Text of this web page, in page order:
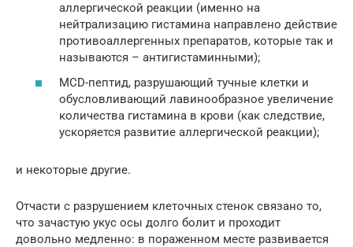
аллергической реакции (именно на
нейтрализацию гистамина направлено действие
противоаллергенных препаратов, которые так и
называются – антигистаминными);
MCD-пептид, разрушающий тучные клетки и
обусловливающий лавинообразное увеличение
количества гистамина в крови (как следствие,
ускоряется развитие аллергической реакции);
и некоторые другие.
Отчасти с разрушением клеточных стенок связано то,
что зачастую укус осы долго болит и проходит
довольно медленно: в пораженном месте развивается